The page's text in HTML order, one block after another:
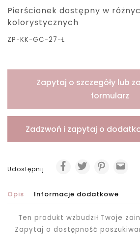
Pierścionek dostępny w
kolorystycznych
ZP-KK-GC-27-Ł
Zapytaj o szczegóły lub
formularz
Zadzwoń i zapytaj o
Udostępnij:
Opis Informacje dodatkowe
Ten produkt wzbudził Twoje
Zapytaj o dostępność